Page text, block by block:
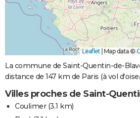
Leaflet Map data ©
La commune de Saint-Quentin-de-
distance de 147 km de Paris (à vol
Villes proches de Saint-
Coulimer(3.1 km)